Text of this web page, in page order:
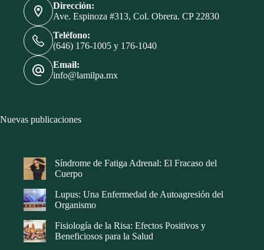
Dirección:
Ave. Espinoza #313, Col. Obrera. CP 22830
Teléfono:
(646) 176-1005 y 176-1040
Email:
info@lamilpa.mx
Nuevas publicaciones
Síndrome de Fatiga Adrenal: El Fracaso del
Cuerpo
Lupus: Una Enfermedad de Autoagresión del
Organismo
Fisiología de la Risa: Efectos Positivos y
Beneficiosos para la Salud